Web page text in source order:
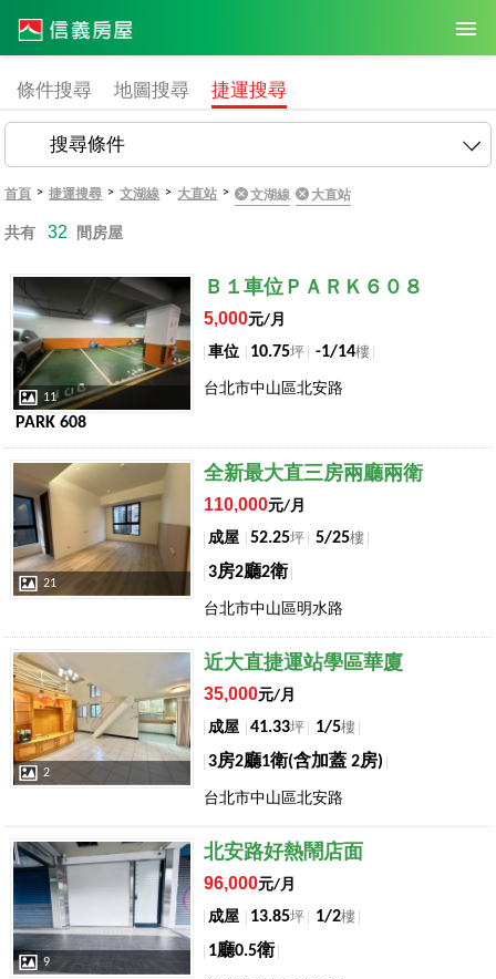
條件搜尋 地圖搜尋 捷運搜尋
搜尋條件
首頁 > 捷運搜尋 > 文湖線 > 大直站 > 文湖線 大直站
共有 32 間房屋
店長推薦
11
PARK 608
Ｂ１車位ＰＡＲＫ６０８
5,000元/月
車位
10.75坪 -1/14樓
台北市中山區北安路
店長推薦
21
全新最大直三房兩廳兩衛
110,000元/月
成屋
52.25坪 5/25樓
3房2廳2衛
台北市中山區明水路
店長推薦
2
近大直捷運站學區華廈
35,000元/月
成屋
41.33坪 1/5樓
3房2廳1衛(含加蓋 2房)
台北市中山區北安路
店長推薦
9
北安路好熱鬧店面
96,000元/月
成屋
13.85坪 1/2樓
1廳0.5衛